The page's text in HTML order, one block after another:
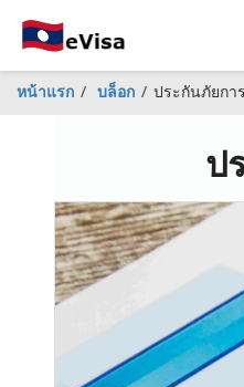
หน้าแรก บล็อก ประกันภัยกา
ป